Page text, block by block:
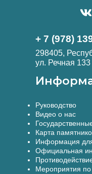
+ 7 (978)
298405,
ул. Речная 133
Руководство
Видео о нас
Карта
Информация
Официальная
Мероприятия по